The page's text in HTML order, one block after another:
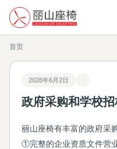
首页
2026年6月2日
政府采购和学校
丽山座椅有丰富的政府采
①完整的企业资质文件营